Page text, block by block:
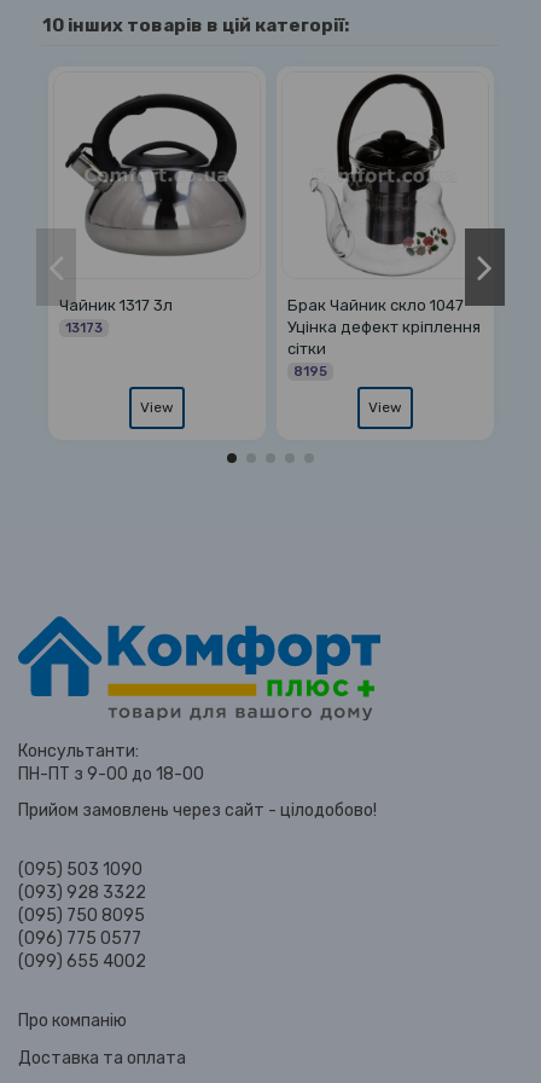
10 інших товарів в цій категорії:
Брак Чайник скло 1047
Уцінка дефект кріплення
Чайник 1330 3,0л
кольоровий
дорожній
Консультанти:
ПН-ПТ з 9-00 до 18-00
Прийом замовлень через сайт - цілодобово!
(095) 503 1090
(093) 928 3322
(095) 750 8095
(096) 775 0577
(099) 655 4002
Про компанію
Доставка та оплата